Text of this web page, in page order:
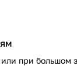
при большом